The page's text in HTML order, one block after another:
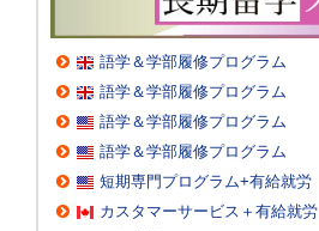
語学＆学部履修プログラム
語学＆学部履修プログラム
語学＆学部履修プログラム
語学＆学部履修プログラム
短期専門プログラム+有給就労
カスタマーサービス＋有給就労